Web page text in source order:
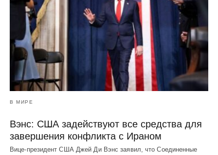
В МИРЕ
Вэнс: США задействуют все средства для
завершения конфликта с Ираном
Вице-президент США Джей Ди Вэнс заявил, что Соединенные